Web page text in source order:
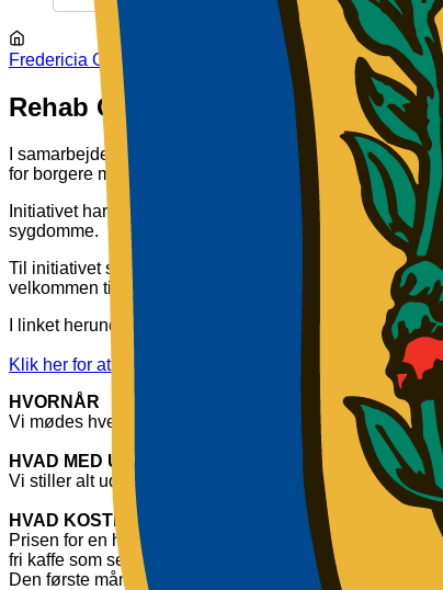
Sponsorer og samarbejdspartnere
Fredericia Golf Club Klubliv & aktiviteter>
Rehab Golf for borgere med
I samarbejde med Fredericia Sundhedshus ,
for borgere med kroniske sygdomme og/eller handicap”.
Initiativet har til formål introducere golf for borgere
sygdomme.
Til initiativet søger vi medlemmer som har tid og lyst til
velkommen til at give besked til Søren Eske
I linket herunder kan der læses meget mere om de
Klik her for at åbne PDF dokumentet.
HVORNÅR
Vi mødes hver tirsdag fra maj til oktober kl. 9 ved
HVAD MED UDSTYR
Vi stiller alt udstyr til rådighed. Du skal ikke skifte
HVAD KOSTER DET
Prisen for en hel sæson (i juli måned er der ferie) er kr.
fri kaffe som serveres i klubhuset umiddelbart efter
Den første måned betragtes som prøveperiode,